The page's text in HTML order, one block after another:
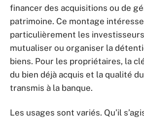
financer des acquisitions ou de
patrimoine. Ce montage intéresse
particulièrement les
mutualiser ou organiser la
biens. Pour les propriétaires, la
du bien déjà acquis et la qualité
transmis à la banque.
Les usages sont variés. Qu’il